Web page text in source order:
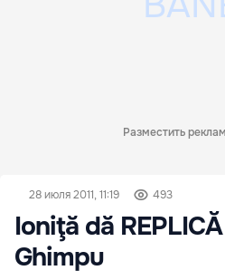
Разместить
28 июля 2011, 11:19 493
Ioniţă dă
Ghimpu